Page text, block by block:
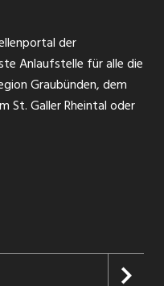
der
Anlaufstelle für alle die
Graubünden, dem
St. Galler Rheintal oder